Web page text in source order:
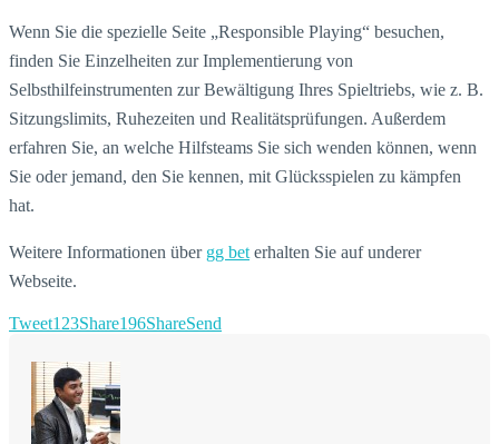
Wenn Sie die spezielle Seite „Responsible Playing“ besuchen,
finden Sie Einzelheiten zur Implementierung von
Selbsthilfeinstrumenten zur Bewältigung Ihres Spieltriebs, wie z. B.
Sitzungslimits, Ruhezeiten und Realitätsprüfungen. Außerdem
erfahren Sie, an welche Hilfsteams Sie sich wenden können, wenn
Sie oder jemand, den Sie kennen, mit Glücksspielen zu kämpfen
hat.
Weitere Informationen über gg bet erhalten Sie auf underer
Webseite.
Tweet123Share196ShareSend